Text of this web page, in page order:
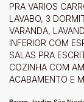
PRA VARIOS
LAVABO, 3
VARANDA,
INFERIOR COM
SALAS PRA
COZINHA COM
ACABAMENTO E